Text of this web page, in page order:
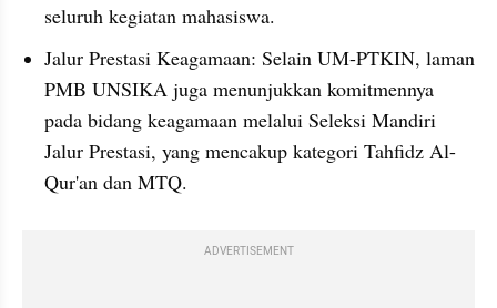
seluruh kegiatan mahasiswa.
Jalur Prestasi Keagamaan: Selain UM-PTKIN, laman
PMB UNSIKA juga menunjukkan komitmennya
pada bidang keagamaan melalui Seleksi Mandiri
Jalur Prestasi, yang mencakup kategori Tahfidz Al-
Qur'an dan MTQ.
ADVERTISEMENT